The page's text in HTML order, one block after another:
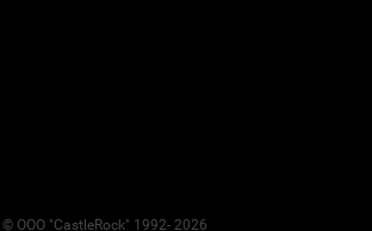
© ООО "CastleRock" 1992- 2026